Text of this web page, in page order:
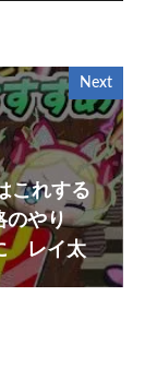
Next
これする
のやり
レイ太